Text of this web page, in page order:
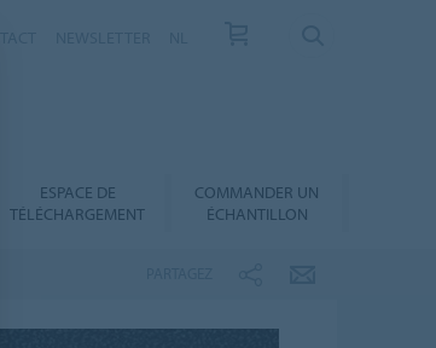
ESPACE DE
TÉLÉCHARGEMENT
COMMANDER UN
ÉCHANTILLON